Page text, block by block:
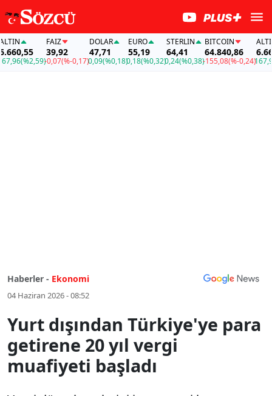
(%2,59)
FAİZ
39,92
-0,07(%-0,17)
DOLAR
47,71
0,09(%0,18)
EURO
55,19
0,18(%0,32)
STERLIN
64,41
0,24(%0,38)
BITCOIN
64.840,86
-155,08(%-0,24)
ALTIN
167,96
Haberler - Ekonomi
04 Haziran 2026 - 08:52
Yurt dışından Türkiye'ye para
getirene 20 yıl vergi
muafiyeti başladı